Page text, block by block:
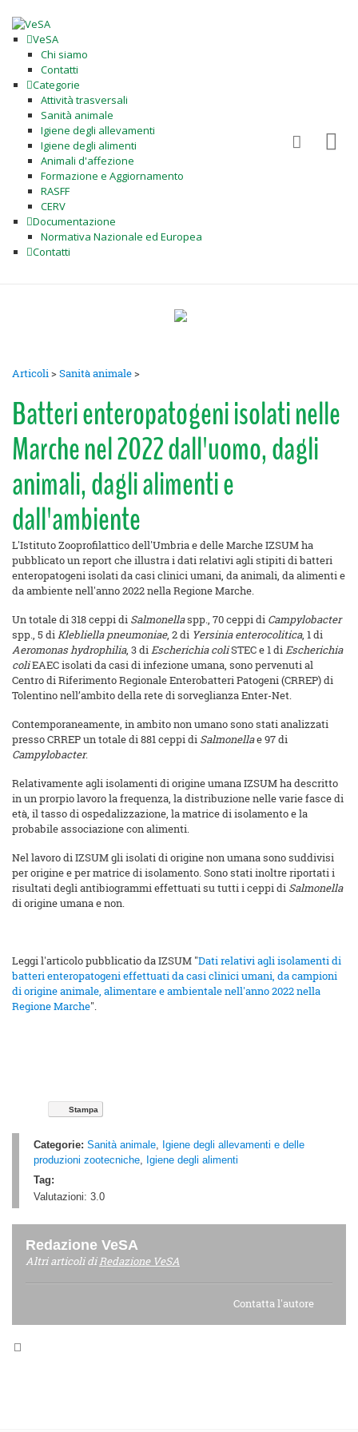
VeSA
Chi siamo
Contatti
Categorie
Attività trasversali
Sanità animale
Igiene degli allevamenti
Igiene degli alimenti
Animali d'affezione
Formazione e Aggiornamento
RASFF
CERV
Documentazione
Normativa Nazionale ed Europea
Contatti
Articoli>Sanità animale>
Batteri enteropatogeni isolati nelle
Marche nel 2022 dall'uomo, dagli
animali, dagli alimenti e
dall'ambiente
L'Istituto Zooprofilattico dell'Umbria e delle Marche IZSUM ha
pubblicato un report che illustra i dati relativi agli stipiti di batteri
enteropatogeni isolati da casi clinici umani, da animali, da alimenti e
da ambiente nell'anno 2022 nella Regione Marche.
Un totale di 318 ceppi di Salmonellaspp., 70 ceppi di Campylobacter
spp., 5 diKlebliella pneumoniae, 2 di Yersinia enterocolitica, 1 di
Aeromonas hydrophilia, 3 diEscherichia coliSTEC e 1 diEscherichia
coliEAEC isolati da casi di infezione umana, sono pervenuti al
Centro di Riferimento Regionale Enterobatteri Patogeni (CRREP) di
Tolentino nell’ambito della rete di sorveglianza Enter-Net.
Contemporaneamente, in ambito non umano sono stati analizzati
presso CRREP un totale di 881 ceppi di Salmonellae 97 di
Campylobacter.
Relativamente agli isolamenti di origine umana IZSUM ha descritto
in un prorpio lavoro la frequenza, la distribuzione nelle varie fasce di
età, il tasso di ospedalizzazione, la matrice di isolamento e la
probabile associazione con alimenti.
Nel lavoro di IZSUM gli isolati di origine non umana sono suddivisi
per origine e per matrice di isolamento. Sono stati inoltre riportati i
risultati degli antibiogrammi effettuati su tutti i ceppi di Salmonella
di origine umana e non.
Leggi l'articolo pubblicatio da IZSUM "Dati relativi agli isolamenti di
batteri enteropatogeni effettuati da casi clinici umani, da campioni
di origine animale, alimentare e ambientale nell'anno 2022 nella
Regione Marche".
Stampa
Categorie: Sanità animale, Igiene degli allevamenti e delle
produzioni zootecniche, Igiene degli alimenti
Tag:
Valutazioni: 3.0
Redazione VeSA
Altri articoli diRedazione VeSA
Contatta l'autore